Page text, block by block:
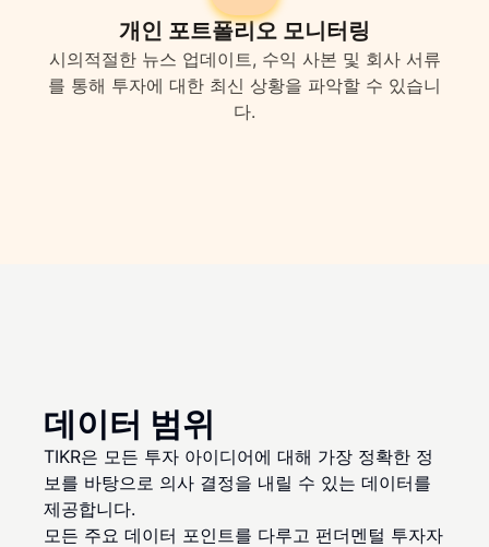
개인 포트폴리오 모니터링
시의적절한 뉴스 업데이트, 수익 사본 및 회사 서류
를 통해 투자에 대한 최신 상황을 파악할 수 있습니
다.
데이터 범위
TIKR은 모든 투자 아이디어에 대해 가장 정확한 정
보를 바탕으로 의사 결정을 내릴 수 있는 데이터를
제공합니다.
모든 주요 데이터 포인트를 다루고 펀더멘털 투자자